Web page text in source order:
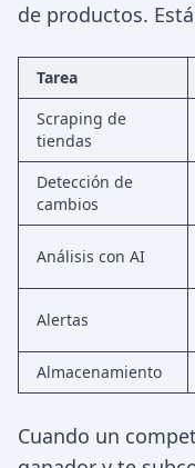
de productos.
Tarea
Scraping de
tiendas
Detección de
cambios
Análisis con AI
Alertas
Almacenamiento
Cuando un